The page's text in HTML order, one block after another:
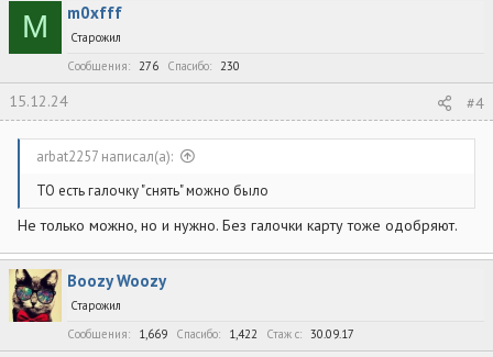
M m0xfff
Старожил
Сообщения
276 Спасибо 230
15.12.24 #4
arbat2257 написал(а):
ТО есть галочку "снять" можно было
Не только можно, но и нужно. Без галочки карту тоже одобряют.
Boozy Woozy
Старожил
Сообщения
1,669 Спасибо 1,422 Стаж c 30.09.17